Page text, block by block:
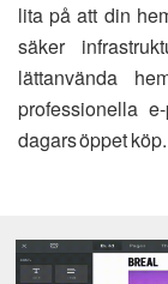
lita på att din
säker
lättanvända
professionella
dagars öppet köp.